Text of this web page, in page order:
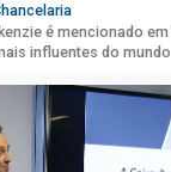
é mencionado
influentes do mundo